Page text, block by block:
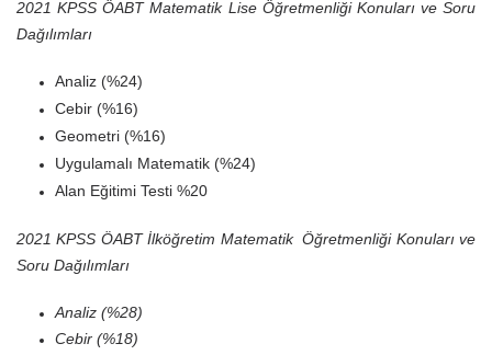
2021 KPSS ÖABT Matematik Lise Öğretmenliği Konuları ve Soru
Dağılımları
Analiz (%24)
Cebir (%16)
Geometri (%16)
Uygulamalı Matematik (%24)
Alan Eğitimi Testi %20
2021 KPSS ÖABT İlköğretim Matematik Öğretmenliği Konuları ve
Soru Dağılımları
Analiz (%28)
Cebir (%18)